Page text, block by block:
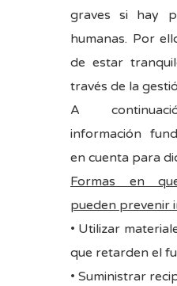
graves si hay
humanas. Por
de estar
través de la
A
información
en cuenta para
Formas en
pueden prevenir
• Utilizar
que retarden el
• Suministrar